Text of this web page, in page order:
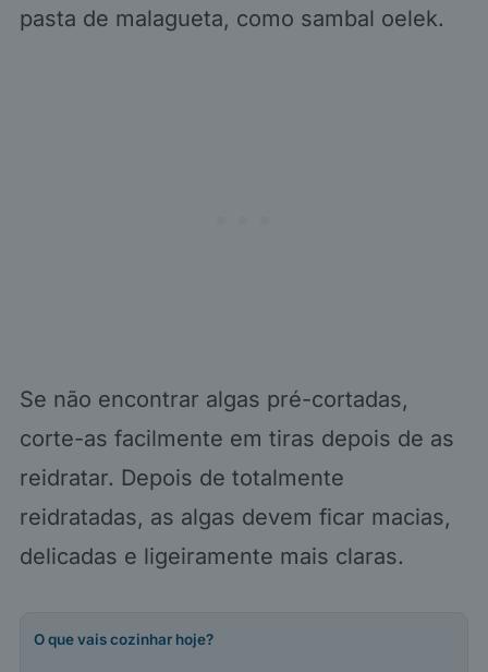
pasta de malagueta, como sambal oelek.
Se não encontrar algas pré-cortadas,
corte-as facilmente em tiras depois de as
reidratar. Depois de totalmente
reidratadas, as algas devem ficar macias,
delicadas e ligeiramente mais claras.
O que vais cozinhar hoje?